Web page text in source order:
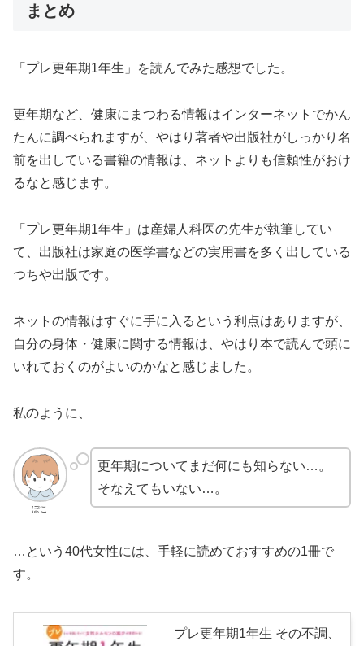
まとめ
「プレ更年期1年生」を読んでみた感想でした。
更年期など、健康にまつわる情報はインターネットでかん
たんに調べられますが、やはり著者や出版社がしっかり名
前を出している書籍の情報は、ネットよりも信頼性がおけ
るなと感じます。
「プレ更年期1年生」は産婦人科医の先生が執筆してい
て、出版社は家庭の医学書などの実用書を多く出している
つちや出版です。
ネットの情報はすぐに手に入るという利点はありますが、
自分の身体・健康に関する情報は、やはり本で読んで頭に
いれておくのがよいのかなと感じました。
私のように、
ぽこ
更年期についてまだ何にも知らない…。
そなえてもいない…。
…という40代女性には、手軽に読めておすすめの1冊で
す。
プレ更年期1年生 その不調、